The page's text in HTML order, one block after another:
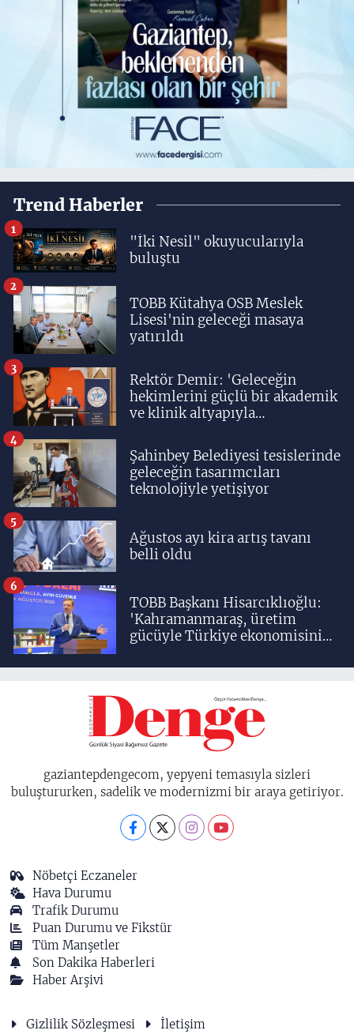
Trend Haberler
"İki Nesil" okuyucularıyla
buluştu
1
TOBB Kütahya OSB Meslek
Lisesi'nin geleceği masaya
yatırıldı
2
Rektör Demir: 'Geleceğin
hekimlerini güçlü bir akademik
ve klinik altyapıyla
3
Şahinbey Belediyesi tesislerinde
geleceğin tasarımcıları
teknolojiyle yetişiyor
4
Ağustos ayı kira artış tavanı
belli oldu
5
TOBB Başkanı Hisarcıklıoğlu:
'Kahramanmaraş, üretim
gücüyle Türkiye ekonomisinin
birisidir'
6
gaziantepdengecom, yepyeni temasıyla sizleri
buluştururken, sadelik ve modernizmi bir araya getiriyor.
Nöbetçi Eczaneler
Hava Durumu
Trafik Durumu
Puan Durumu ve Fikstür
Tüm Manşetler
Son Dakika Haberleri
Haber Arşivi
Gizlilik Sözleşmesi İletişim